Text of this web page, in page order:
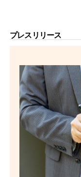
プレスリリース